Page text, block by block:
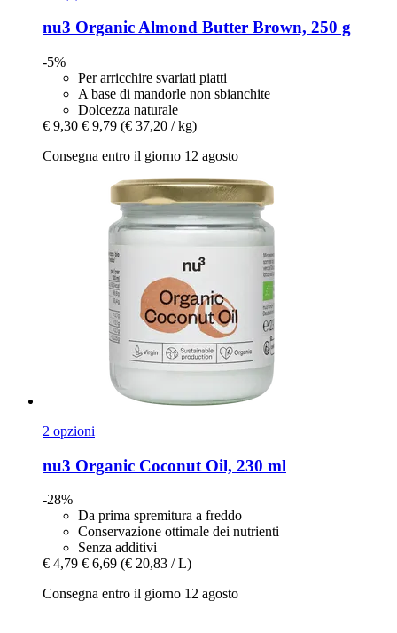
nu3 Organic Almond Butter Brown, 250 g
-5%
Per arricchire svariati piatti
A base di mandorle non sbianchite
Dolcezza naturale
€ 9,30 € 9,79 (€ 37,20 / kg)
Consegna entro il giorno 12 agosto
2 opzioni
nu3 Organic Coconut Oil, 230 ml
-28%
Da prima spremitura a freddo
Conservazione ottimale dei nutrienti
Senza additivi
€ 4,79 € 6,69 (€ 20,83 / L)
Consegna entro il giorno 12 agosto